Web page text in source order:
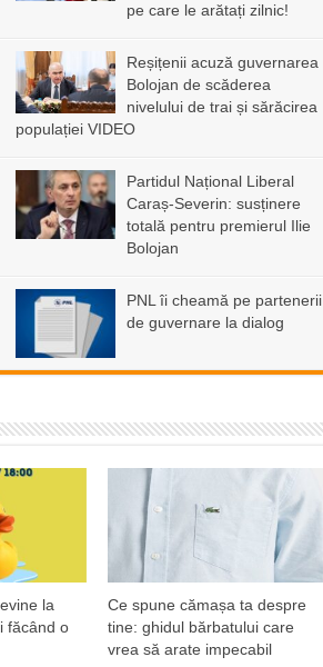
pe care le arătați zilnic!
Reșițenii acuză guvernarea
Bolojan de scăderea
nivelului de trai și sărăcirea
populației VIDEO
Partidul Național Liberal
Caraș-Severin: susținere
totală pentru premierul Ilie
Bolojan
PNL îi cheamă pe partenerii
de guvernare la dialog
la
făcând o
Ce spune cămașa ta despre
tine: ghidul bărbatului care
vrea să arate impecabil